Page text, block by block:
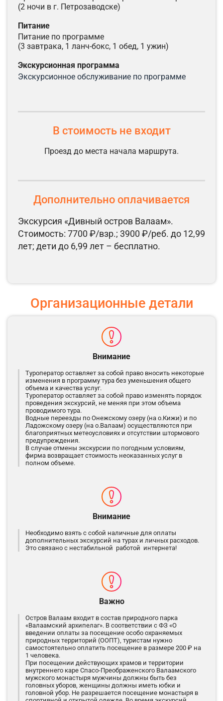
(2 ночи в г. Петрозаводске)
питание
питание по программе
(3 завтрака, 1 ланч-бокс, 1 обед, 1 ужин)
экскурсионная программа
экскурсионное обслуживание по программе
В стоимость не входит
Проезд до места начала маршрута.
Дополнительно оплачивается
Экскурсия «Дивный остров Валаам».
Стоимость: 7700 ₽/взр.; 3900 ₽/реб. до 12,99
лет; дети до 6,99 лет – бесплатно.
Организационные детали
Внимание
Туроператор оставляет за собой право вносить некоторые
изменения в программу тура без уменьшения общего
объема и качества услуг.
Туроператор оставляет за собой право изменять порядок
проведения экскурсий, не меняя при этом объема
проводимого тура.
Водные переезды по Онежскому озеру (на о.Кижи) и по
Ладожскому озеру (на о.Валаам) осуществляются при
благоприятных метеоусловиях и отсутствии штормового
предупреждения.
В случае отмены экскурсии по погодным условиям,
фирма возвращает стоимость неоказанных услуг в
полном объеме.
Внимание
Необходимо взять с собой наличные для оплаты
дополнительных экскурсий на турах и личных расходов.
Это связано с нестабильной работой интернета!
Важно
Остров Валаам входит в состав природного парка
«Валаамский архипелаг». В соответствии с ФЗ «О
введении оплаты за посещение особо охраняемых
природных территорий (ООПТ), туристам нужно
самостоятельно оплатить посещение в размере 200 ₽ на
1 человека.
При посещении действующих храмов и территории
внутреннего каре Спасо-Преображенского Валаамского
мужского монастыря мужчины должны быть без
головных уборов, женщины должны иметь юбки и
головной убор. Не разрешается посещение монастыря в